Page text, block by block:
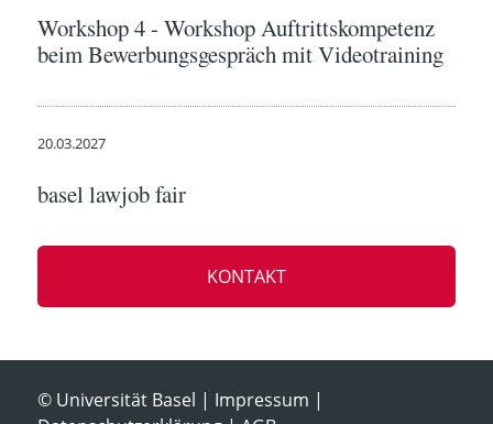
Workshop 4 - Workshop Auftrittskompetenz
beim Bewerbungsgespräch mit Videotraining
20.03.2027
basel lawjob fair
KONTAKT
© Universität Basel
Impressum